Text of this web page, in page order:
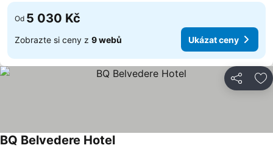
Od 5 030 Kč
Zobrazte si ceny z 9 webů Ukázat ceny
Sdílet
BQ Belvedere Hotel